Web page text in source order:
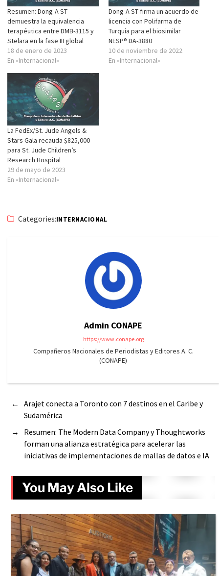
Resumen: Dong-A ST
demuestra la equivalencia
terapéutica entre DMB-3115 y
Stelara en la fase III global
18 de enero de 2023
En «Internacional»
Dong-A ST firma un acuerdo de
licencia con Polifarma de
Turquía para el biosimilar
NESP® DA-3880
10 de noviembre de 2022
En «Internacional»
La FedEx/St. Jude Angels &
Stars Gala recauda $825,000
para St. Jude Children’s
Research Hospital
29 de mayo de 2023
En «Internacional»
Categories:INTERNACIONAL
Admin CONAPE
https://www.conape.org
Compañeros Nacionales de Periodistas y Editores A. C.
(CONAPE)
←
Arajet conecta a Toronto con 7 destinos en el Caribe y
Sudamérica
→
Resumen: The Modern Data Company y Thoughtworks
forman una alianza estratégica para acelerar las
iniciativas de implementaciones de mallas de datos e IA
You May Also Like